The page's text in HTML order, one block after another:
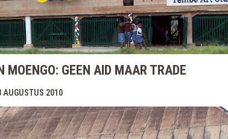
MOENGO: GEEN AID MAAR TRADE
AUGUSTUS 2010